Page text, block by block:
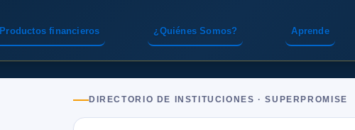
Productos financieros ¿Quiénes Somos? Aprende
DIRECTORIO DE INSTITUCIONES · SUPERPROMISE